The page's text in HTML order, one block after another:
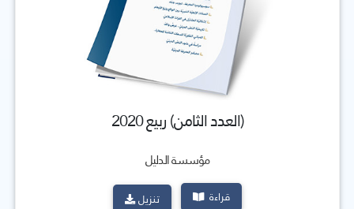
(العدد الثامن) ربيع 2020
مؤسسة الدليل
قراءة تنزيل